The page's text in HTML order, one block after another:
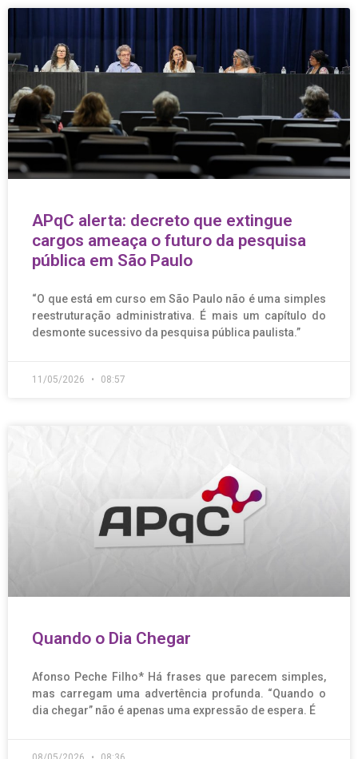
APqC alerta: decreto que extingue
cargos ameaça o futuro da pesquisa
pública em São Paulo
“O que está em curso em São Paulo não é uma simples
reestruturação administrativa. É mais um capítulo do
desmonte sucessivo da pesquisa pública paulista.”
11/05/2026 08:57
Quando o Dia Chegar
Afonso Peche Filho* Há frases que parecem simples,
mas carregam uma advertência profunda. “Quando o
dia chegar” não é apenas uma expressão de espera. É